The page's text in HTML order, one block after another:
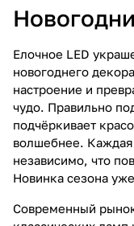
Елочное LED
новогоднего
настроение и
чудо. Правильно
подчёркивает
волшебнее. Каждая
независимо, что
Новинка сезона
Современный